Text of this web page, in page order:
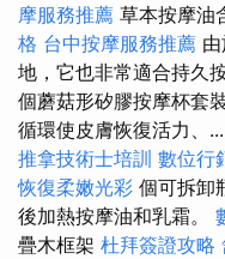
摩服務推薦 草本按摩油
格 台中按摩服務推薦
地，它也非常適合持久
個蘑菇形矽膠按摩杯套
循環使皮膚恢復活力、
推拿技術士培訓 數位行
恢復柔嫩光彩 個可拆卸
後加熱按摩油和乳霜。
疊木框架 杜拜簽證攻略